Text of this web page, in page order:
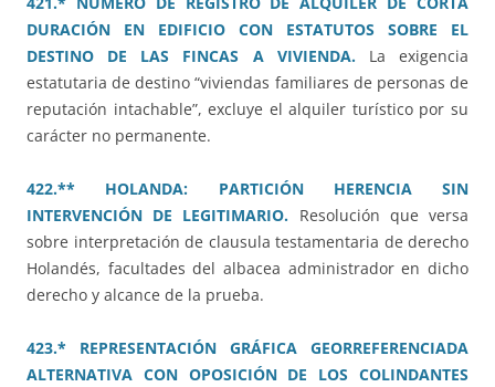
DURACIÓN EN EDIFICIO CON ESTATUTOS SOBRE EL
DESTINO DE LAS FINCAS A VIVIENDA.La exigencia
estatutaria de destino “viviendas familiares de personas de
reputación intachable”, excluye el alquiler turístico por su
carácter no permanente.
422.** HOLANDA: PARTICIÓN HERENCIA SIN
INTERVENCIÓN DE LEGITIMARIO. Resolución que versa
sobre interpretación de clausula testamentaria de derecho
Holandés, facultades del albacea administrador en dicho
derecho y alcance de la prueba.
423.* REPRESENTACIÓN GRÁFICA GEORREFERENCIADA
ALTERNATIVA CON OPOSICIÓN DE LOS COLINDANTES